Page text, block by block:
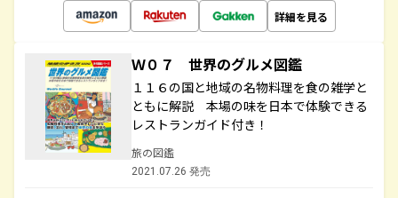
詳細を見る
Ｗ０７ 世界のグルメ図鑑
１１６の国と地域の名物料理を食の雑学と
ともに解説 本場の味を日本で体験できる
レストランガイド付き！
旅の図鑑
2021.07.26 発売